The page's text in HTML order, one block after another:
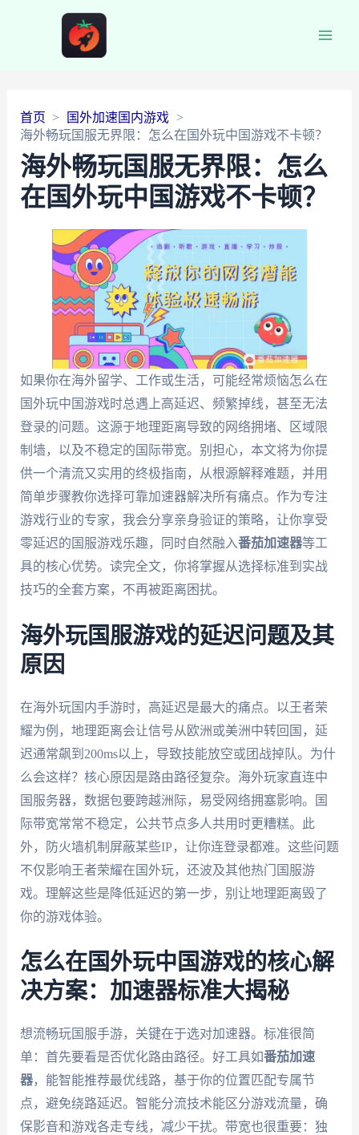
首页
国外加速国内游戏
海外畅玩国服无界限：怎么在国外玩中国游戏不卡顿？
海外畅玩国服无界限：怎么
在国外玩中国游戏不卡顿？
如果你在海外留学、工作或生活，可能经常烦恼怎么在
国外玩中国游戏时总遇上高延迟、频繁掉线，甚至无法
登录的问题。这源于地理距离导致的网络拥堵、区域限
制墙，以及不稳定的国际带宽。别担心，本文将为你提
供一个清流又实用的终极指南，从根源解释难题，并用
简单步骤教你选择可靠加速器解决所有痛点。作为专注
游戏行业的专家，我会分享亲身验证的策略，让你享受
零延迟的国服游戏乐趣，同时自然融入番茄加速器等工
具的核心优势。读完全文，你将掌握从选择标准到实战
技巧的全套方案，不再被距离困扰。
海外玩国服游戏的延迟问题及其
原因
在海外玩国内手游时，高延迟是最大的痛点。以王者荣
耀为例，地理距离会让信号从欧洲或美洲中转回国，延
迟通常飙到200ms以上，导致技能放空或团战掉队。为什
么会这样？核心原因是路由路径复杂。海外玩家直连中
国服务器，数据包要跨越洲际，易受网络拥塞影响。国
际带宽常常不稳定，公共节点多人共用时更糟糕。此
外，防火墙机制屏蔽某些IP，让你连登录都难。这些问题
不仅影响王者荣耀在国外玩，还波及其他热门国服游
戏。理解这些是降低延迟的第一步，别让地理距离毁了
你的游戏体验。
怎么在国外玩中国游戏的核心解
决方案：加速器标准大揭秘
想流畅玩国服手游，关键在于选对加速器。标准很简
单：首先要看是否优化路由路径。好工具如番茄加速
器，能智能推荐最优线路，基于你的位置匹配专属节
点，避免绕路延迟。智能分流技术能区分游戏流量，确
保影音和游戏各走专线，减少干扰。带宽也很重要：独